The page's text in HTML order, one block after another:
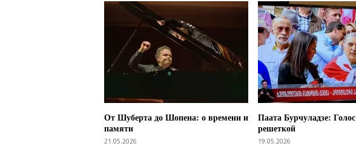
От Шуберта до Шопена: о времени и
памяти
21.05.2026
Паата Бурчуладзе:
решеткой
19.05.2026